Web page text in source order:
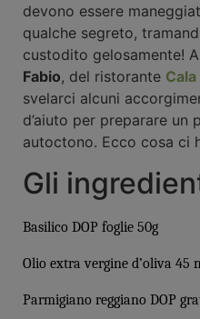
devono essere
qualche segreto,
custodito gelosamente!
Fabio, del ristorante
svelarci alcuni
d’aiuto per preparare un
autoctono. Ecco cosa ci
Gli
Basilico DOP foglie 50g
Olio extra vergine d’oliva 45
Parmigiano reggiano DOP